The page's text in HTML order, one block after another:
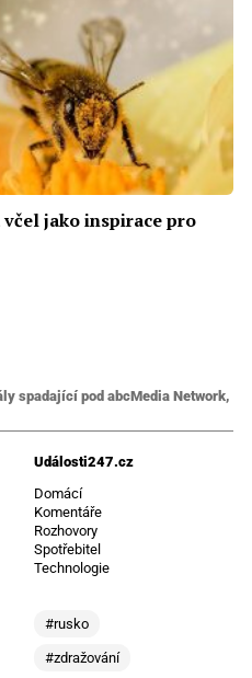
jako inspirace pro
spadající pod abcMedia Network,
Události247.cz
Domácí
Komentáře
Rozhovory
Spotřebitel
Technologie
#rusko
#zdražování